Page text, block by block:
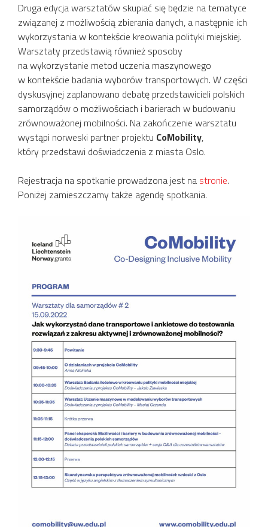
Druga edycja warsztatów skupiać się będzie na tematyce
związanej z możliwością zbierania danych, a następnie ich
wykorzystania w kontekście kreowania polityki miejskiej.
Warsztaty przedstawią również sposoby
na wykorzystanie metod uczenia maszynowego
w kontekście badania wyborów transportowych. W części
dyskusyjnej zaplanowano debatę przedstawicieli polskich
samorządów o możliwościach i barierach w budowaniu
zrównoważonej mobilności. Na zakończenie warsztatu
wystąpi norweski partner projektu CoMobility,
który przedstawi doświadczenia z miasta Oslo.
Rejestracja na spotkanie prowadzona jest na stronie.
Poniżej zamieszczamy także agendę spotkania.